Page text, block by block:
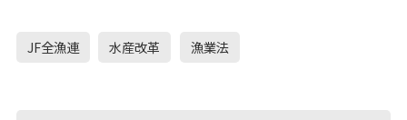
JF全漁連 水産改革 漁業法